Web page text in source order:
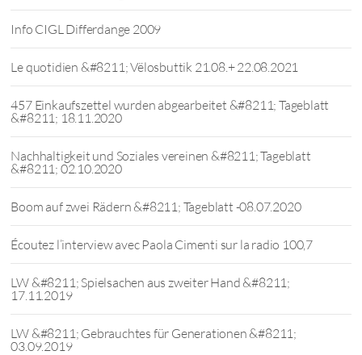
Info CIGL Differdange 2009
Le quotidien &#8211; Vëlosbuttik 21.08.+ 22.08.2021
457 Einkaufszettel wurden abgearbeitet &#8211; Tageblatt
&#8211; 18.11.2020
Nachhaltigkeit und Soziales vereinen &#8211; Tageblatt
&#8211; 02.10.2020
Boom auf zwei Rädern &#8211; Tageblatt -08.07.2020
Écoutez l’interview avec Paola Cimenti sur la radio 100,7
LW &#8211; Spielsachen aus zweiter Hand &#8211;
17.11.2019
LW &#8211; Gebrauchtes für Generationen &#8211;
03.09.2019